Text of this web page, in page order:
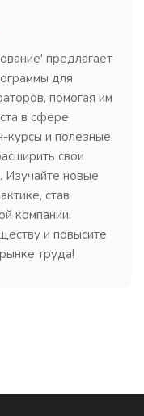
предлагает
для
помогая им
в сфере
курсы и полезные
свои
Изучайте новые
став
компании.
и повысите
труда!